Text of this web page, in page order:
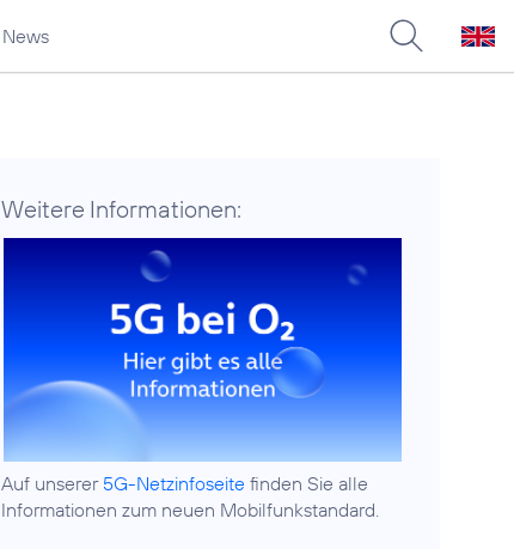
News
Weitere Informationen:
Auf unserer 5G-Netzinfoseite finden Sie alle
Informationen zum neuen Mobilfunkstandard.